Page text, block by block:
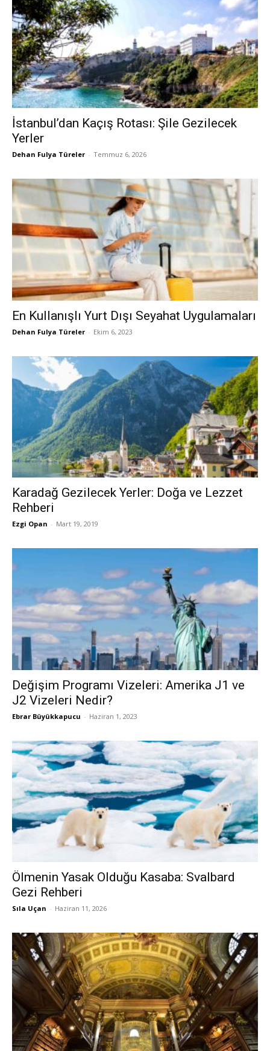
İstanbul’dan Kaçış Rotası: Şile Gezilecek
Yerler
Dehan Fulya Türeler - Temmuz 6, 2026
En Kullanışlı Yurt Dışı Seyahat Uygulamaları
Dehan Fulya Türeler - Ekim 6, 2023
Karadağ Gezilecek Yerler: Doğa ve Lezzet
Rehberi
Ezgi Opan - Mart 19, 2019
Değişim Programı Vizeleri: Amerika J1 ve
J2 Vizeleri Nedir?
Ebrar Büyükkapucu - Haziran 1, 2023
Ölmenin Yasak Olduğu Kasaba: Svalbard
Gezi Rehberi
Sıla Uçan - Haziran 11, 2026